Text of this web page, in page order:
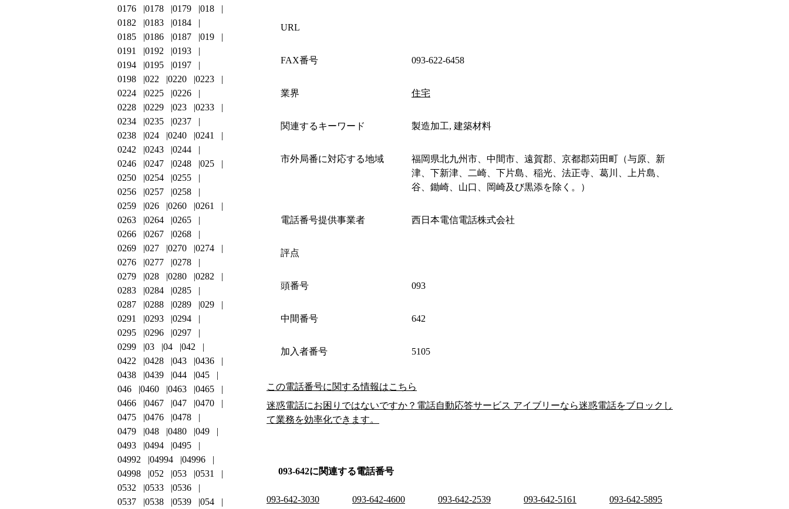
URL
FAX番号 093-622-6458
業界 住宅
関連するキーワード 製造加工, 建築材料
市外局番に対応する地域
福岡県北九州市、中間市、遠賀郡、京都郡苅田町（与原、新
津、下新津、二崎、下片島、稲光、法正寺、葛川、上片島、
谷、鋤崎、山口、岡崎及び黒添を除く。）
電話番号提供事業者 西日本電信電話株式会社
評点
頭番号 093
中間番号 642
加入者番号 5105
この電話番号に関する情報はこちら
迷惑電話にお困りではないですか？電話自動応答サービス アイブリーなら迷惑電話をブロックし
て業務を効率化できます。
093-642に関連する電話番号
093-642-3030 093-642-4600 093-642-2539 093-642-5161
093-642-5895
0176
0178 0179
018
0182
0183
0184
0185
0186 0187
019
0191
0192
0193
0194
0195
0197
0198
022 0220
0223
0224
0225
0226
0228
0229 023
0233
0234
0235
0237
0238
024 0240
0241
0242
0243
0244
0246
0247 0248
025
0250
0254
0255
0256
0257
0258
0259
026 0260
0261
0263
0264
0265
0266
0267
0268
0269
027 0270
0274
0276
0277
0278
0279
028 0280
0282
0283
0284
0285
0287
0288 0289
029
0291
0293
0294
0295
0296
0297
0299
03 04
042
0422
0428 043
0436
0438
0439 044
045
046
0460 0463
0465
0466
0467 047
0470
0475
0476
0478
0479
048 0480
049
0493
0494
0495
04992
04994
04996
04998
052 053
0531
0532
0533
0536
0537
0538 0539
054